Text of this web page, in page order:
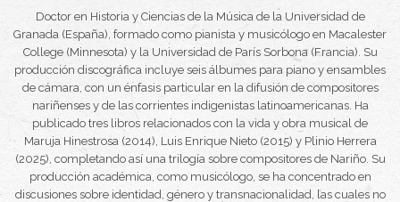
Doctor en Historia y Ciencias de la Música de la Universidad de
Granada (España), formado como pianista y musicólogo en Macalester
College (Minnesota) y la Universidad de París Sorbona (Francia). Su
producción discográfica incluye seis álbumes para piano y ensambles
de cámara, con un énfasis particular en la difusión de compositores
nariñenses y de las corrientes indigenistas latinoamericanas. Ha
publicado tres libros relacionados con la vida y obra musical de
Maruja Hinestrosa (2014), Luis Enrique Nieto (2015) y Plinio Herrera
(2025), completando así una trilogía sobre compositores de Nariño. Su
producción académica, como musicólogo, se ha concentrado en
discusiones sobre identidad, género y transnacionalidad, las cuales no